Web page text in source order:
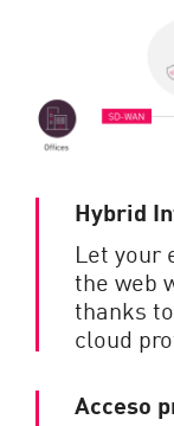
Hybrid
Let your
the web
thanks
cloud
Acceso